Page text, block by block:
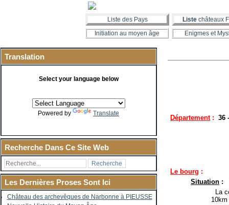
Liste des Pays Liste châteaux
Initiation au moyen âge
Enigmes et
Translation
Select your language below
Powered by Translate
Recherche Dans Ce Site Web
Les Dernières Proses Sont Ici
Château des archevêques de Narbonne à PIEUSSE
Département: 36
Le bourg :
Situation :
La
10km